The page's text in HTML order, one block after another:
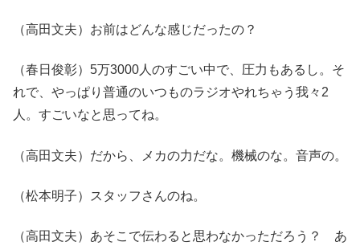
（高田文夫）お前はどんな感じだったの？
（春日俊彰）5万3000人のすごい中で、圧力もあるし。そ
れで、やっぱり普通のいつものラジオやれちゃう我々2
人。すごいなと思ってね。
（高田文夫）だから、メカの力だな。機械のな。音声の。
（松本明子）スタッフさんのね。
（高田文夫）あそこで伝わると思わなかっただろう？ あ